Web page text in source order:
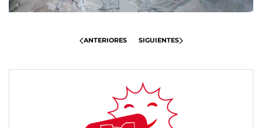
ANTERIORES SIGUIENTES